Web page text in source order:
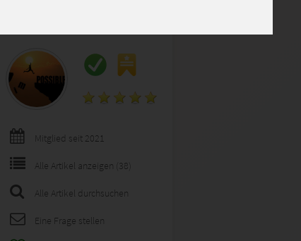
Mitglied seit 2021
Alle Artikel anzeigen (38)
Alle Artikel durchsuchen
Eine Frage stellen